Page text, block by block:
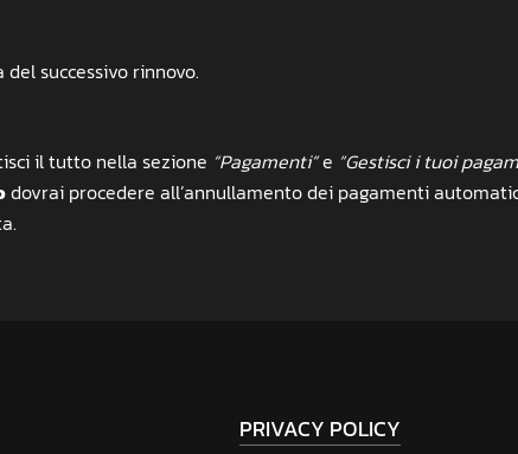
successivo rinnovo.
il tutto nella sezione “Pagamenti”e “Gestisci i tuoi
dovrai procedere all’annullamento dei pagamenti
PRIVACY POLICY